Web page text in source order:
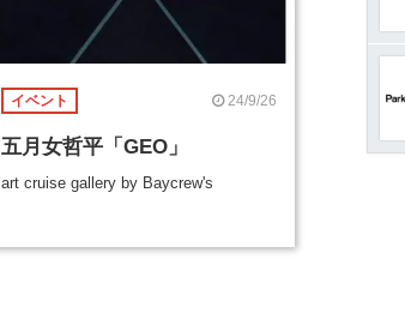
イベント 24/9/26
五月女哲平「GEO」
art cruise gallery by Baycrew's